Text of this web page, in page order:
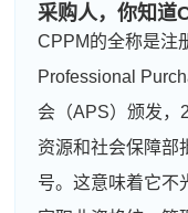
采购人，你知道
CPPM的全称是注
Professional
会（APS）颁发，
资源和社会保障部
号。这意味着它不